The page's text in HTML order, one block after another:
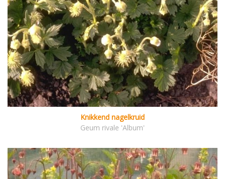
Knikkend nagelkruid
Geum rivale 'Album'